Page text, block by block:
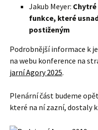
Jakub Meyer:
funkce, které
postiženým
Podrobnější informace k
na webu konference na
jarní Agory 2025.
Plenární část budeme
které na ní zazní, dostaly